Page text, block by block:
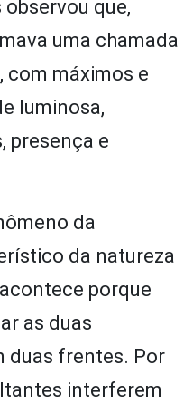
que,
uma chamada
máximos e
luminosa,
presença e
da
da natureza
porque
as duas
duas frentes. Por
interferem